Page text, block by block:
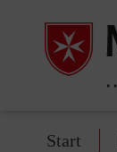
Start